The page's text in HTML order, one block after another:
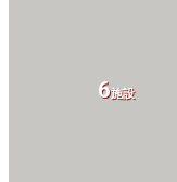
6施設